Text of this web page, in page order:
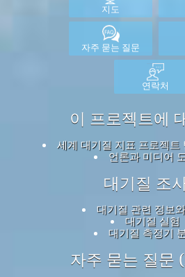
지도
자주 묻는 질문
연락처
이 프로젝트에
세계 대기질 지표 프로젝트
언론과 미디어
대기질 조
대기질 관련 정보
대기질 실험
대기질 측정기
자주 묻는 질문